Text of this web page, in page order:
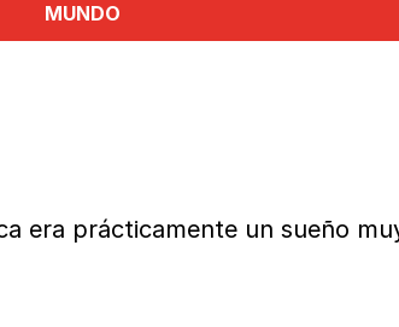
MUNDO
era prácticamente un sueño